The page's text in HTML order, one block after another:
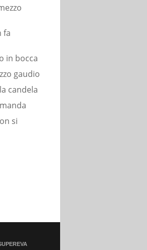
fa
in bocca
gaudio
candela
si